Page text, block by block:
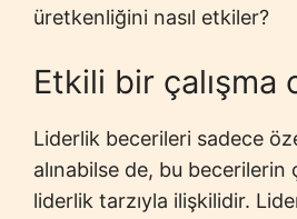
üretkenliğini nasıl etkiler?
Etkili bir çalışma
Liderlik becerileri sadece
alınabilse de, bu
liderlik tarzıyla ilişkilidir.